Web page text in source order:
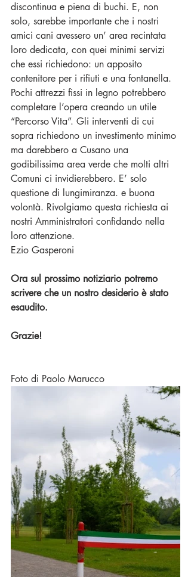
discontinua e piena di buchi. E, non
solo, sarebbe importante che i nostri
amici cani avessero un’ area recintata
loro dedicata, con quei minimi servizi
che essi richiedono: un apposito
contenitore per i rifiuti e una fontanella.
Pochi attrezzi fissi in legno potrebbero
completare l’opera creando un utile
“Percorso Vita”. Gli interventi di cui
sopra richiedono un investimento minimo
ma darebbero a Cusano una
godibilissima area verde che molti altri
Comuni ci invidierebbero. E’ solo
questione di lungimiranza. e buona
volontà. Rivolgiamo questa richiesta ai
nostri Amministratori confidando nella
loro attenzione.
Ezio Gasperoni
Ora sul prossimo notiziario potremo
scrivere che un nostro desiderio è stato
esaudito.
Grazie!
Foto di Paolo Marucco